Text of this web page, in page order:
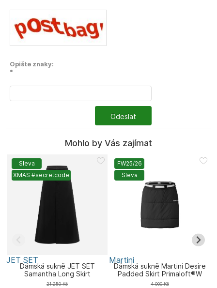
Opište znaky:
*
Odeslat
Mohlo by Vás zajímat
Sleva
XMAS #secretcode
JET SET
Dámská sukně JET SET
Samantha Long Skirt
21 250Kč
FW25/26
Sleva
Martini
Dámská sukně Martini Desire
Padded Skirt Primaloft®W
4 000Kč